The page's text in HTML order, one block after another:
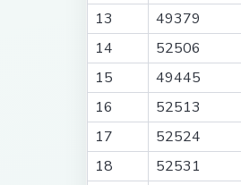
13
49379
14
52506
15
49445
16
52513
17
52524
18
52531